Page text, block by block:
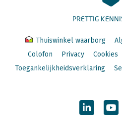
PRETTIG
Thuiswinkel waarborg
Colofon
Privacy Cookies
Toegankelijkheidsverklaring